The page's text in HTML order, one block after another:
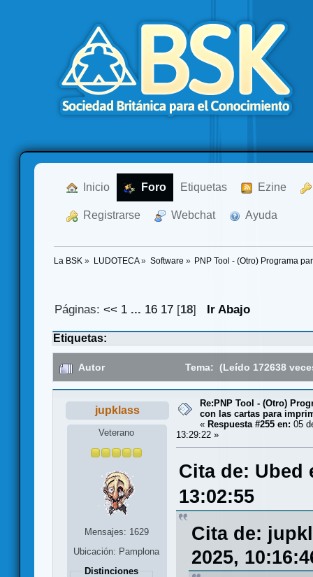
Inicio Foro Etiquetas Ezine
Registrarse Webchat Ayuda
La BSK » LUDOTECA» Software » PNP Tool - (Otro) Programa
Páginas:<< 1 ... 16 17 [18] Ir Abajo
Etiquetas:
Autor Tema: (Leído 172638
jupklass
Veterano
Mensajes: 1629
Ubicación: Pamplona
Distinciones
Re:PNP Tool - (Otro)
con las cartas para
« Respuesta #255 en: 05
13:29:22 »
Cita de: Ubed
13:02:55
Cita de:
2025,